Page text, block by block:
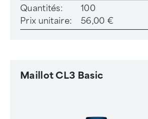
Quantités:
100
Prix unitaire:
56,00 €
Maillot CL3 Basic